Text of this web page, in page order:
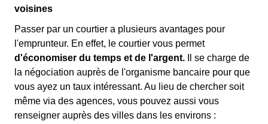
voisines
Passer par un courtier a plusieurs avantages pour
l'emprunteur. En effet, le courtier vous permet
d'économiser du temps et de l'argent.
Il se charge de
la négociation auprès de l'organisme bancaire pour que
vous ayez un taux intéressant. Au lieu de chercher soit
même via des agences, vous pouvez aussi vous
renseigner auprès des villes dans les environs :